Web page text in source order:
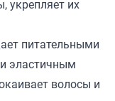
укрепляет их
питательными
эластичным
волосы и